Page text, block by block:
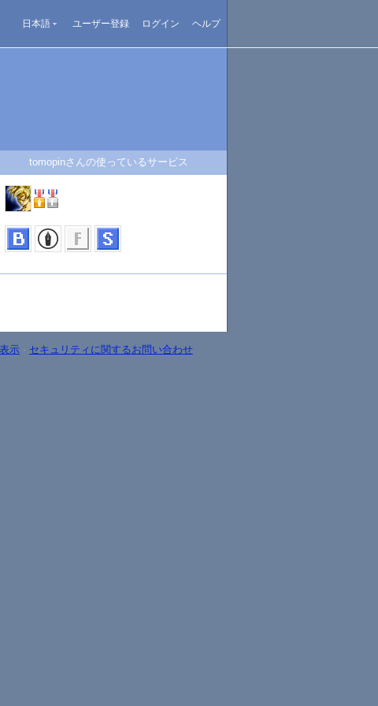
日本語 ユーザー登録 ログイン ヘルプ
tomopinさんの使っているサービス
示 - セキュリティに関するお問い合わせ